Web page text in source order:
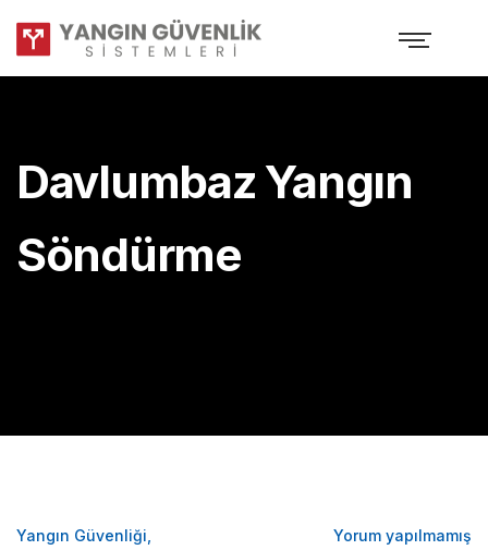
Davlumbaz Yangın
Söndürme
Yangın Güvenliği Yorum yapılmamış